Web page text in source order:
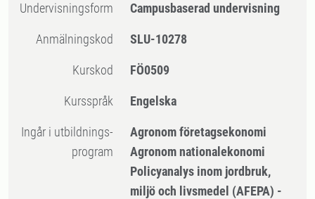
Undervisningsform Campusbaserad undervisning
Anmälningskod SLU-10278
Kurskod FÖ0509
Kursspråk Engelska
Ingår i utbildnings-
program
Agronom företagsekonomi
Agronom nationalekonomi
Policyanalys inom jordbruk,
miljö och livsmedel (AFEPA) -